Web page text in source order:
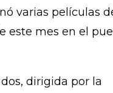
varias películas
este mes en el
dirigida por la